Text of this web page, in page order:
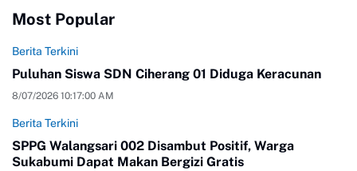
Most Popular
Berita Terkini
Puluhan Siswa SDN Ciherang 01 Diduga Keracunan
8/07/2026 10:17:00 AM
Berita Terkini
SPPG Walangsari 002 Disambut Positif, Warga
Sukabumi Dapat Makan Bergizi Gratis